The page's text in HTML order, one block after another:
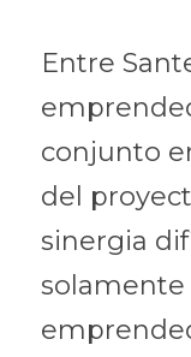
Entre
conjunto
del
sinergia